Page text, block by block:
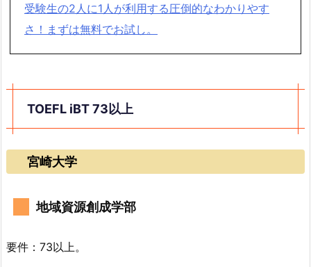
受験生の2人に1人が利用する圧倒的なわかりやす
さ！まずは無料でお試し。
TOEFL iBT 73以上
宮崎大学
地域資源創成学部
要件：73以上。